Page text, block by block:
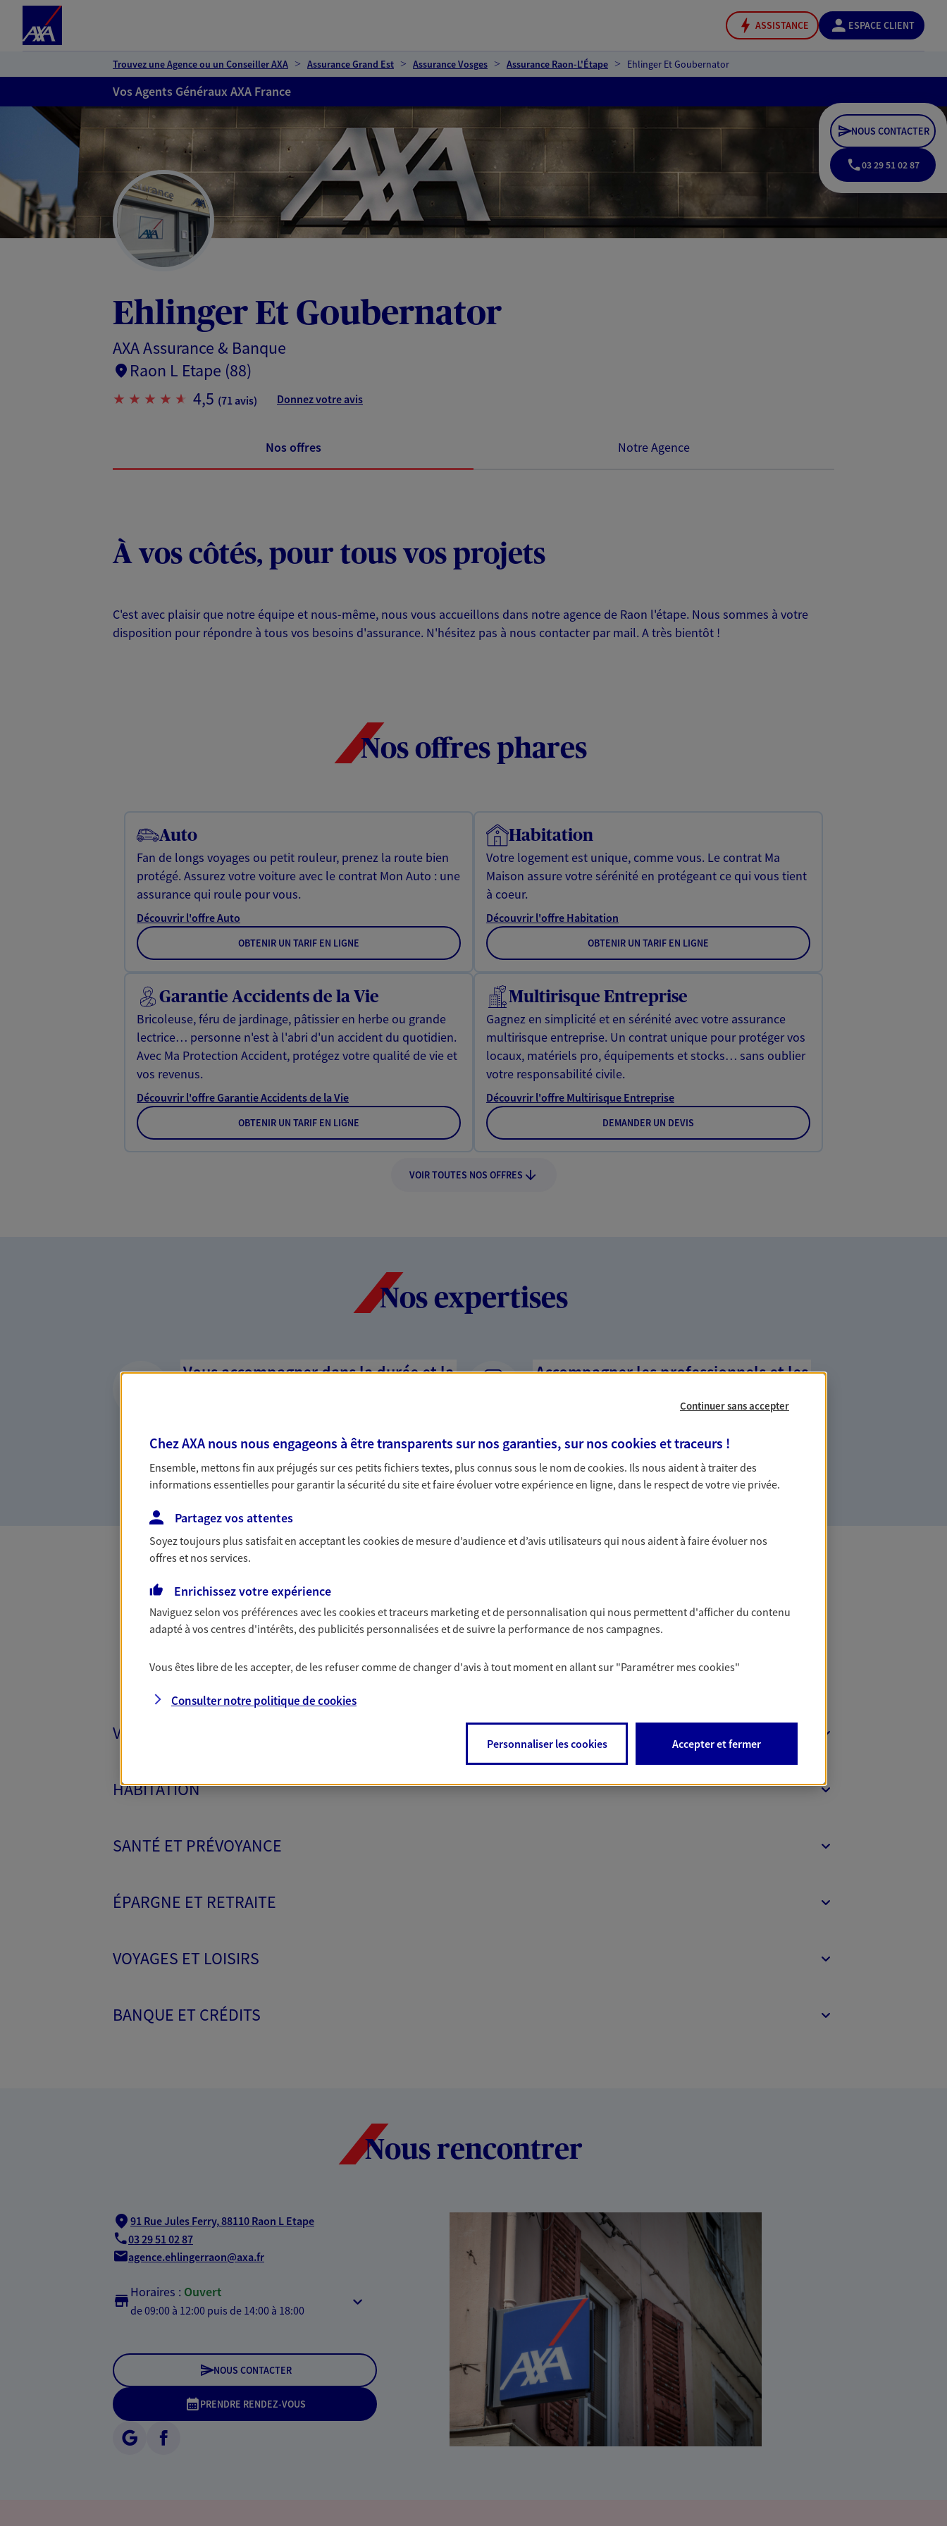
ASSISTANCE ESPACE CLIENT
Trouvez une Agence ou un Conseiller AXA Assurance Grand Est Assurance Vosges Assurance Raon-L'Étape Ehlinger Et Goubernator
Vos Agents Généraux AXA France
Ehlinger Et Goubernator
AXA Assurance & Banque
Raon L Etape (88)
4,5 (71 avis) Donnez votre avis
NOUS CONTACTER
03 29 51 02 87
Nos offres Notre Agence
À vos côtés, pour tous vos projets
C'est avec plaisir que notre équipe et nous-même, nous vous accueillons dans notre agence de Raon l'étape. Nous sommes à votre
disposition pour répondre à tous vos besoins d'assurance. N'hésitez pas à nous contacter par mail. A très bientôt !
Nos offres phares
Auto
Fan de longs voyages ou petit rouleur, prenez la route bien
protégé. Assurez votre voiture avec le contrat Mon Auto : une
assurance qui roule pour vous.
Découvrir l'offre Auto
OBTENIR UN TARIF EN LIGNE
Habitation
Votre logement est unique, comme vous. Le contrat Ma
Maison assure votre sérénité en protégeant ce qui vous tient
à coeur.
Découvrir l'offre Habitation
OBTENIR UN TARIF EN LIGNE
Garantie Accidents de la Vie
Bricoleuse, féru de jardinage, pâtissier en herbe ou grande
lectrice… personne n'est à l'abri d'un accident du quotidien.
Avec Ma Protection Accident, protégez votre qualité de vie et
vos revenus.
Découvrir l'offre Garantie Accidents de la Vie
OBTENIR UN TARIF EN LIGNE
Multirisque Entreprise
Gagnez en simplicité et en sérénité avec votre assurance
multirisque entreprise. Un contrat unique pour protéger vos
locaux, matériels pro, équipements et stocks… sans oublier
votre responsabilité civile.
Découvrir l'offre Multirisque Entreprise
DEMANDER UN DEVIS
VOIR TOUTES NOS OFFRES
Nos expertises
Vous accompagner dans la durée et la
votre vie, c'est ainsi que nous concevons notre métier : dans
la confiance et la proximité. C'est en apprenant à vous
connaître que nous proposons de meilleures solutions.
Accompagner les professionnels et les
bâtissons ensemble des solutions cohérentes pour protéger
votre activité, vos collaborateurs... mais aussi vous-même et
votre famille.
Toutes nos offres Assurance & Banque
PARTICULIERS PRO & ENTREPRISES
VÉHICULES
HABITATION
SANTÉ ET PRÉVOYANCE
ÉPARGNE ET RETRAITE
VOYAGES ET LOISIRS
BANQUE ET CRÉDITS
Nous rencontrer
91 Rue Jules Ferry,88110 Raon L Etape
03 29 51 02 87
agence.ehlingerraon@axa.fr
Horaires : Ouvert
de 09:00 à 12:00 puis de 14:00 à 18:00
NOUS CONTACTER
PRENDRE RENDEZ-VOUS
Continuer sans accepter
Chez AXA nous nous engageons à être transparents sur nos garanties, sur nos cookies et traceurs !
Ensemble, mettons fin aux préjugés sur ces petits fichiers textes, plus connus sous le nom decookies. Ils nous aident à traiter des
informations essentielles pour garantir la sécurité du site et faire évoluer votre expérience en ligne, dans le respect de votre vie privée.
Partagez vos attentes
Soyez toujours plus satisfait en acceptant lescookiesde mesure d’audience et d’avis utilisateurs qui nous aident à faire évoluer nos
offres et nos services.
Enrichissez votre expérience
Naviguez selon vos préférences avec lescookies et traceurs marketing et de personnalisation qui nous permettent d'afficher du contenu
adapté à vos centres d'intérêts, des publicités personnalisées et de suivre la performance de nos campagnes.
Vous êtes libre de les accepter, de les refuser comme de changer d'avis à tout moment en allant sur "Paramétrer mescookies"
Consulter notre politique decookies
Personnaliser les cookies Accepter et fermer